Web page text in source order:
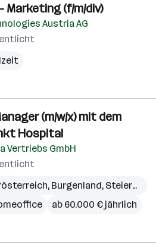
Marketing (f/m/div)
Austria AG
(m/w/x) mit dem
Hospital
Vertriebs GmbH
, Burgenland, Steiermark
ab 60.000 € jährlich